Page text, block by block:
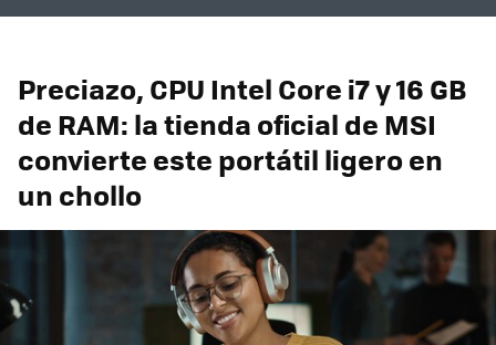
Preciazo, CPU Intel Core i7 y 16 GB
de RAM: la tienda oficial de MSI
convierte este portátil ligero en
un chollo